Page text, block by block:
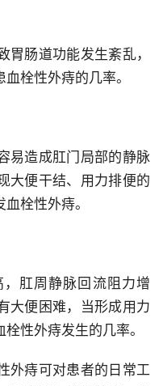
肠道功能发生紊乱，
栓性外痔的几率。
易造成肛门局部的静脉
大便干结、用力排便的
栓性外痔。
肛周静脉回流阻力增
大便困难，当形成用力
性外痔发生的几率。
外痔可对患者的日常工